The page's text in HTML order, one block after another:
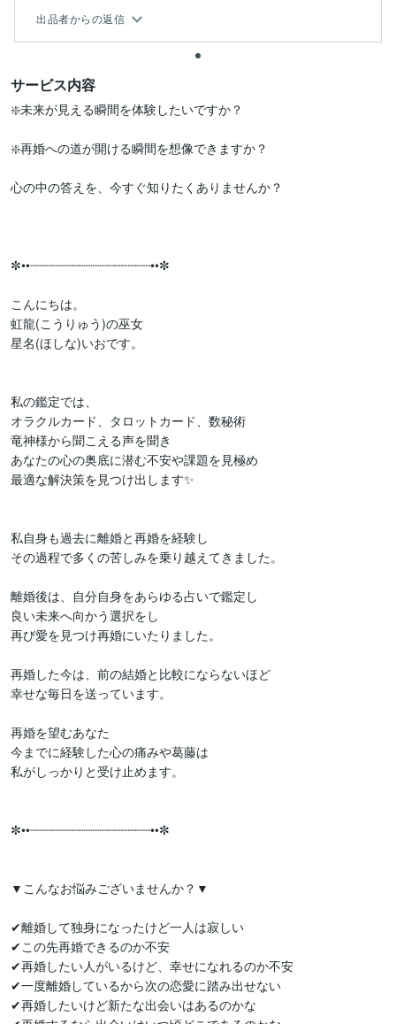
出品者からの返信
サービス内容
❇️未来が見える瞬間を体験したいですか？
❇️再婚への道が開ける瞬間を想像できますか？
心の中の答えを、今すぐ知りたくありませんか？
✼••┈┈┈┈┈┈┈┈┈┈┈┈┈┈┈┈┈••✼
こんにちは。
虹龍(こうりゅう)の巫女
星名(ほしな)いおです。
私の鑑定では、
オラクルカード、タロットカード、数秘術
竜神様から聞こえる声を聞き
あなたの心の奥底に潜む不安や課題を見極め
最適な解決策を見つけ出します✨
私自身も過去に離婚と再婚を経験し
その過程で多くの苦しみを乗り越えてきました。
離婚後は、自分自身をあらゆる占いで鑑定し
良い未来へ向かう選択をし
再び愛を見つけ再婚にいたりました。
再婚した今は、前の結婚と比較にならないほど
幸せな毎日を送っています。
再婚を望むあなた
今までに経験した心の痛みや葛藤は
私がしっかりと受け止めます。
✼••┈┈┈┈┈┈┈┈┈┈┈┈┈┈┈┈┈••✼
▼こんなお悩みございませんか？▼
✔離婚して独身になったけど一人は寂しい
✔この先再婚できるのか不安
✔再婚したい人がいるけど、幸せになれるのか不安
✔一度離婚しているから次の恋愛に踏み出せない
✔再婚したいけど新たな出会いはあるのかな